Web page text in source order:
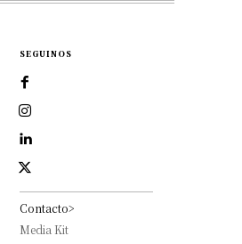
SEGUINOS
Contacto>
Media Kit